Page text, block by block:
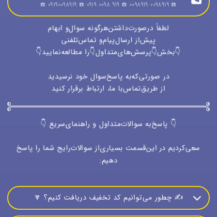
🥁
🔻 پرداخت‌های 50 الی 100میلیون تومان 🔺 اعتبار تخفیف:
30مهرماه1402 🔻
🙂 ویژه‌مصرف‌کننده: 7.5%
😍 کد تخفیف: Tf750
📝 سقف%: 3,750,000 الی 7,500,000 تومان
😊 ویژه‌همکاران: 15%
😍 کد تخفیف: Tf751
📝 سقف%: 7,500,000 الی 15,000,000 تومان
☎️ 0098919 0098919 ☎️ 919 0098 0919 ☎️ 09190098919 ☎️
لطفاً درصورت‌داشتن‌هرگونه سوال‌و ابهام
پیش‌از ارسال‌پیام‌و تماس‌تلفنی
👇بخش👇پرسش‌های‌متداول👇را مطالعه‌نمایید👇
در صورتی‌که‌به پاسخ‌سوال خود نرسیدید
از طریق‌تماس‌با ما، ارتباط برقرار کنید
👇 پاسخ‌به سوالات‌متداول و راهنمای‌سریع 👇
سعی‌کردیم در این‌قسمت بسیاری‌از سوالات‌رایج شما را پاسخ
دهیم:
✍️ چطور می‌توانیم کد تخفیف دریافت کنیم؟ 🔽